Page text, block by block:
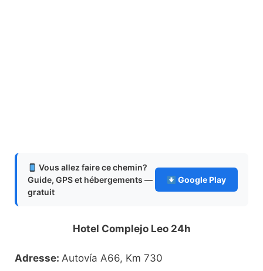
Vous allez faire ce chemin?
Guide, GPS et hébergements —
gratuit
Google Play
Hotel Complejo Leo 24h
Adresse: Autovía A66, Km 730